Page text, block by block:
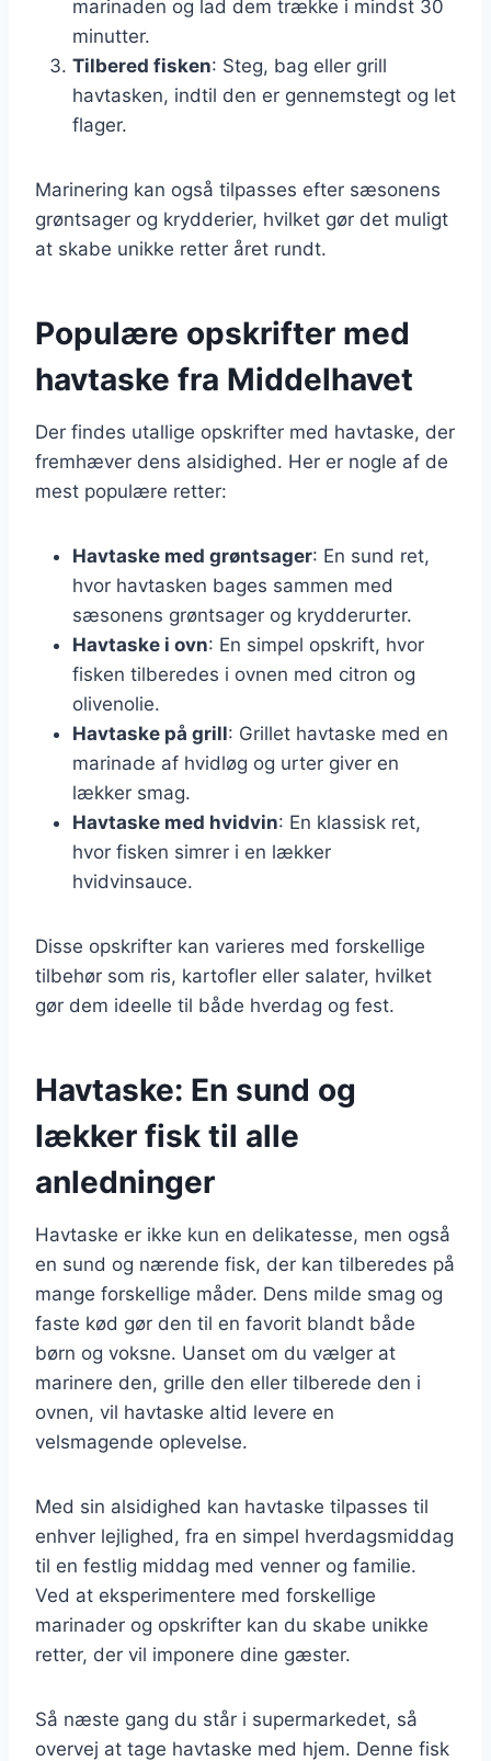
marinaden og lad dem trække i mindst 30
minutter.
Tilbered fisken: Steg, bag eller grill
havtasken, indtil den er gennemstegt og let
flager.
Marinering kan også tilpasses efter sæsonens
grøntsager og krydderier, hvilket gør det muligt
at skabe unikke retter året rundt.
Populære opskrifter med
havtaske fra Middelhavet
Der findes utallige opskrifter med havtaske, der
fremhæver dens alsidighed. Her er nogle af de
mest populære retter:
Havtaske med grøntsager: En sund ret,
hvor havtasken bages sammen med
sæsonens grøntsager og krydderurter.
Havtaske i ovn: En simpel opskrift, hvor
fisken tilberedes i ovnen med citron og
olivenolie.
Havtaske på grill: Grillet havtaske med en
marinade af hvidløg og urter giver en
lækker smag.
Havtaske med hvidvin: En klassisk ret,
hvor fisken simrer i en lækker
hvidvinsauce.
Disse opskrifter kan varieres med forskellige
tilbehør som ris, kartofler eller salater, hvilket
gør dem ideelle til både hverdag og fest.
Havtaske: En sund og
lækker fisk til alle
anledninger
Havtaske er ikke kun en delikatesse, men også
en sund og nærende fisk, der kan tilberedes på
mange forskellige måder. Dens milde smag og
faste kød gør den til en favorit blandt både
børn og voksne. Uanset om du vælger at
marinere den, grille den eller tilberede den i
ovnen, vil havtaske altid levere en
velsmagende oplevelse.
Med sin alsidighed kan havtaske tilpasses til
enhver lejlighed, fra en simpel hverdagsmiddag
til en festlig middag med venner og familie.
Ved at eksperimentere med forskellige
marinader og opskrifter kan du skabe unikke
retter, der vil imponere dine gæster.
Så næste gang du står i supermarkedet, så
overvej at tage havtaske med hjem. Denne fisk